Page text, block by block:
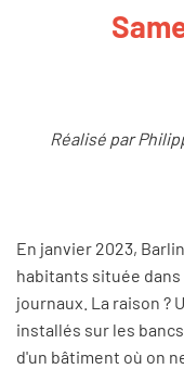
Réalisé par
En janvier 2023,
habitants située
journaux. La raison ?
installés sur les
d'un bâtiment où on